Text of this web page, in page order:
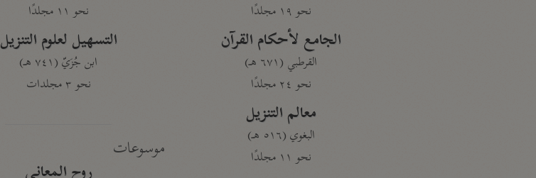
نحو ١٩ مجلدًا
الجامع لأحكام القرآن
القرطبي (٦٧١ هـ)
نحو ٢٤ مجلدًا
معالم التنزيل
البغوي (٥١٦ هـ)
نحو ١١ مجلدًا
نحو ١١ مجلدًا
التسهيل لعلوم التنزيل
ابن جُزَيّ (٧٤١ هـ)
نحو ٣ مجلدات
موسوعات